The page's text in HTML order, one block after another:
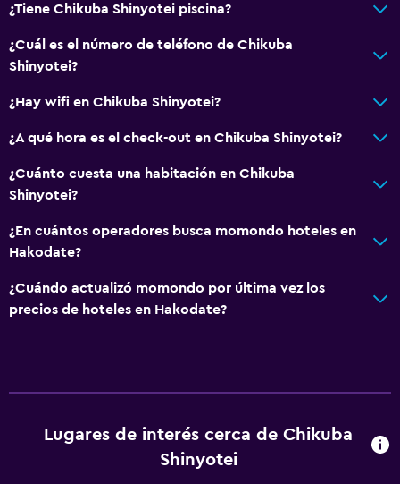
¿Tiene Chikuba Shinyotei piscina?
¿Cuál es el número de teléfono de Chikuba
Shinyotei?
¿Hay wifi en Chikuba Shinyotei?
¿A qué hora es el check-out en Chikuba Shinyotei?
¿Cuánto cuesta una habitación en Chikuba
Shinyotei?
¿En cuántos operadores busca momondo hoteles en
Hakodate?
¿Cuándo actualizó momondo por última vez los
precios de hoteles en Hakodate?
Lugares de interés cerca de Chikuba
Shinyotei